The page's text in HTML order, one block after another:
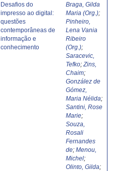
Desafios do
impresso ao digital:
questões
contemporâneas de
informação e
conhecimento
Braga, Gilda
Maria (Org.);
Pinheiro,
Lena Vania
Ribeiro
(Org.);
Saracevic,
Tefko; Zins,
Chaim;
González de
Gómez,
Maria Nélida;
Santini, Rose
Marie;
Souza,
Rosali
Fernandes
de; Menou,
Michel;
Olinto, Gilda;